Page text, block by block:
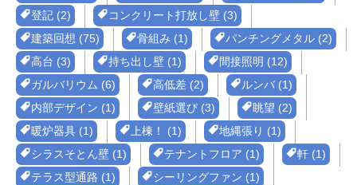
登記 (2)
コンクリート打放し壁 (3)
建築回想 (75)
骨組み (1)
パンチングメタル (2)
高台 (3)
持ち出し壁 (1)
間接照明 (12)
ガルバリウム (6)
高低差 (2)
ルンバ (1)
内部デザイン (1)
壁紙選び (3)
眺望 (2)
暖炉器具 (1)
上棟！ (1)
地縄張り (1)
シラスそとん壁 (1)
テナントフロア (1)
軒 (1)
テラス型通路 (1)
シーリングファン (1)